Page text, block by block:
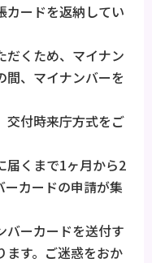
カードを返納してい
くため、マイナン
間、マイナンバーを
交付時来庁方式をご
くまで1ヶ月から2
ーカードの申請が集
バーカードを送付す
ます。ご迷惑をおか